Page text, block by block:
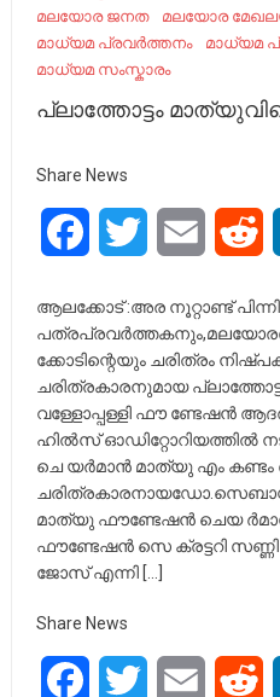
മലയോര ജനത
മലയോര
മാധ്യമ പ്രവര്‍ത്തനം
മാധ്യമ
മാധ്യമ സംസ്കാരം
പ്ലാത്തോട്ടം
Share News
FacebookTwitter Email
ആലക്കോട് :അര നൂറ്റാണ്ട്
ക്കോടിന്റെയും ചരിത്രം
ചരിത്രകാരനുമായ
വള്ളോപ്പള്ളി ഫൗ ണ്ടേഷൻ
ഹിൽസ് ഓഡിറ്റോറിയത്തിൽ
ചെ യർമാൻ മാത്യു എം
മാത്യു ഫൗണ്ടേഷൻ ചെയ
ഫൗണ്ടേഷൻ സെ ക്രട്ടറി
ജോസ് എന്നി […]
Share News
FacebookTwitter Email